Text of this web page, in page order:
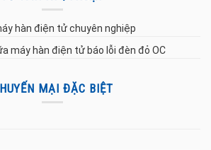
hàn điện tử chuyên nghiệp
máy hàn điện tử báo lỗi đèn đỏ OC
MẠI ĐẶC BIỆT